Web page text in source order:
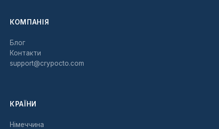
КОМПАНІЯ
Блог
Контакти
support@crypocto.com
КРАЇНИ
Німеччина